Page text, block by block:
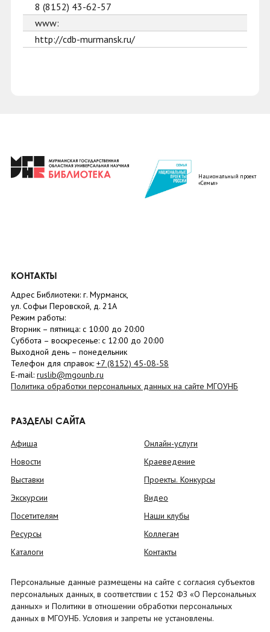
8 (8152) 43-62-57
www:
http://cdb-murmansk.ru/
Национальный проект
«Семья»
КОНТАКТЫ
Адрес Библиотеки: г. Мурманск,
ул. Софьи Перовской, д. 21А
Режим работы:
Вторник – пятница: с 10:00 до 20:00
Суббота – воскресенье: c 12:00 до 20:00
Выходной день – понедельник
Телефон для справок: +7 (8152) 45-08-58
E-mail: ruslib@mgounb.ru
Политика обработки персональных данных на сайте МГОУНБ
РАЗДЕЛЫ САЙТА
Афиша
Новости
Выставки
Экскурсии
Посетителям
Ресурсы
Каталоги
Онлайн-услуги
Краеведение
Проекты. Конкурсы
Видео
Наши клубы
Коллегам
Контакты
Персональные данные размещены на сайте с согласия субъектов
персональных данных, в соответствии с 152 ФЗ «О Персональных
данных» и Политики в отношении обработки персональных
данных в МГОУНБ. Условия и запреты не установлены.